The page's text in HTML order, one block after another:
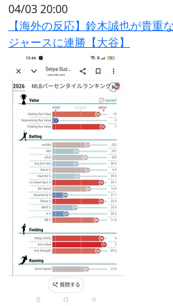
04/03 20:00
【海外の反応】鈴木誠也が貴重
ジャースに連勝【大谷】